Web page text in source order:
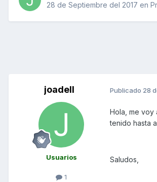
28 de Septiembre del 2017 en
joadell
Usuarios
1
Publicado 28
Hola, me voy
tenido hasta
Saludos,